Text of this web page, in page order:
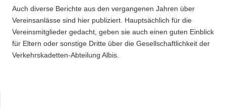
Auch diverse Berichte aus den vergangenen Jahren über
Vereinsanlässe sind hier publiziert. Hauptsächlich für die
Vereinsmitglieder gedacht, geben sie auch einen guten Einblick
für Eltern oder sonstige Dritte über die Gesellschaftlichkeit der
Verkehrskadetten-Abteilung Albis.